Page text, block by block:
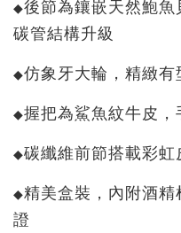
◆後節為鑲嵌天然鮑
碳管結構升級
◆仿象牙大輪，精緻有
◆握把為鯊魚紋牛皮
◆碳纖維前節搭載彩虹
◆精美盒裝，內附酒
證